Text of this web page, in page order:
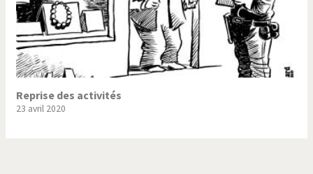
Reprise des activités
23 avril 2020